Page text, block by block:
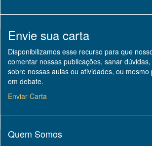
Envie sua carta
Disponibilizamos esse recurso para que
comentar nossas publicações, sanar
sobre nossas aulas ou atividades, ou
em debate.
Enviar Carta
Quem Somos